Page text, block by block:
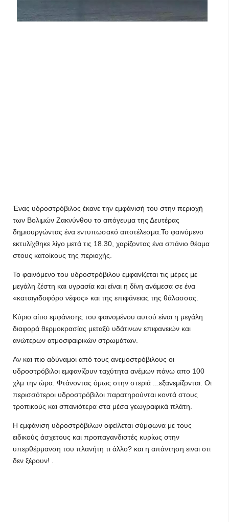
Ένας υδροστρόβιλος έκανε την εμφάνισή του στην περιοχή
των Βολιμών Ζακνύνθου το απόγευμα της Δευτέρας
δημιουργώντας ένα εντυπωσακό αποτέλεσμα.Το φαινόμενο
εκτυλίχθηκε λίγο μετά τις 18.30, χαρίζοντας ένα σπάνιο θέαμα
στους κατοίκους της περιοχής.
Το φαινόμενο του υδροστρόβιλου εμφανίζεται τις μέρες με
μεγάλη ζέστη και υγρασία και είναι η δίνη ανάμεσα σε ένα
«καταιγιδοφόρο νέφος» και της επιφάνειας της θάλασσας.
Κύριο αίτιο εμφάνισης του φαινομένου αυτού είναι η μεγάλη
διαφορά θερμοκρασίας μεταξύ υδάτινων επιφανειών και
ανώτερων ατμοσφαιρικών στρωμάτων.
Αν και πιο αδύναμοι από τους ανεμοστρόβιλους οι
υδροστρόβιλοι εμφανίζουν ταχύτητα ανέμων πάνω απο 100
χλμ την ώρα. Φτάνοντας όμως στην στεριά ...εξανεμίζονται. Οι
περισσότεροι υδροστρόβιλοι παρατηρούνται κοντά στους
τροπικούς και σπανιότερα στα μέσα γεωγραφικά πλάτη.
Η εμφάνιση υδροστρόβιλων οφείλεται σύμφωνα με τους
ειδικούς άσχετους και προπαγανδιστές κυρίως στην
υπερθέρμανση του πλανήτη τι άλλο? και η απάντηση ειναι οτι
δεν ξέρουν! .